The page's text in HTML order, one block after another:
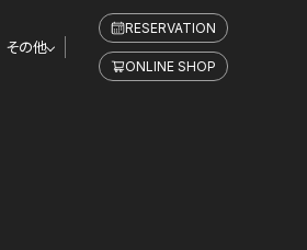
その他
RESERVATION
ONLINE SHOP